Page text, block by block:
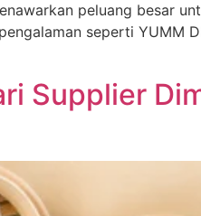
peluang besar
seperti YUMM
Supplier